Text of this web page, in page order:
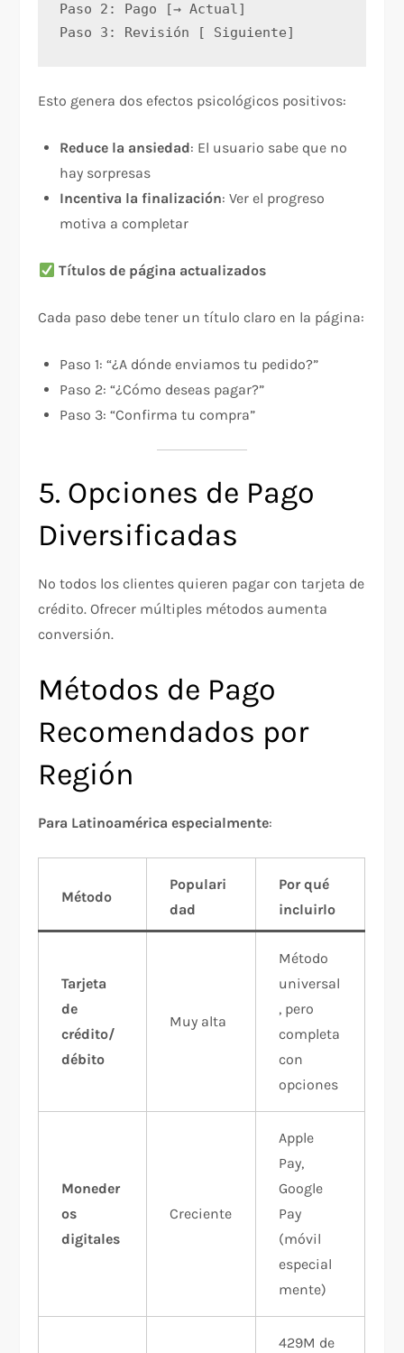
Paso 2: Pago [→ Actual]
Paso 3: Revisión [ Siguiente]
Esto genera dos efectos psicológicos positivos:​
Reduce la ansiedad: El usuario sabe que no
hay sorpresas
Incentiva la finalización: Ver el progreso
motiva a completar
Títulos de página actualizados
Cada paso debe tener un título claro en la página:
Paso 1: “¿A dónde enviamos tu pedido?”
Paso 2: “¿Cómo deseas pagar?”
Paso 3: “Confirma tu compra”
5. Opciones de Pago
Diversificadas
No todos los clientes quieren pagar con tarjeta de
crédito. Ofrecer múltiples métodos aumenta
conversión.
Métodos de Pago
Recomendados por
Región
Para Latinoamérica especialmente:​
Método
Populari
dad
Por qué
incluirlo
Tarjeta
de
crédito/
débito
Muy alta
Método
universal
, pero
completa
con
opciones
Moneder
os
digitales
Creciente
Apple
Pay,
Google
Pay
(móvil
especial
mente)
429M de